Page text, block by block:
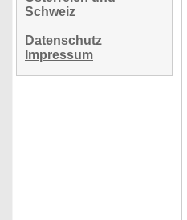
Schweiz
Datenschutz
Impressum